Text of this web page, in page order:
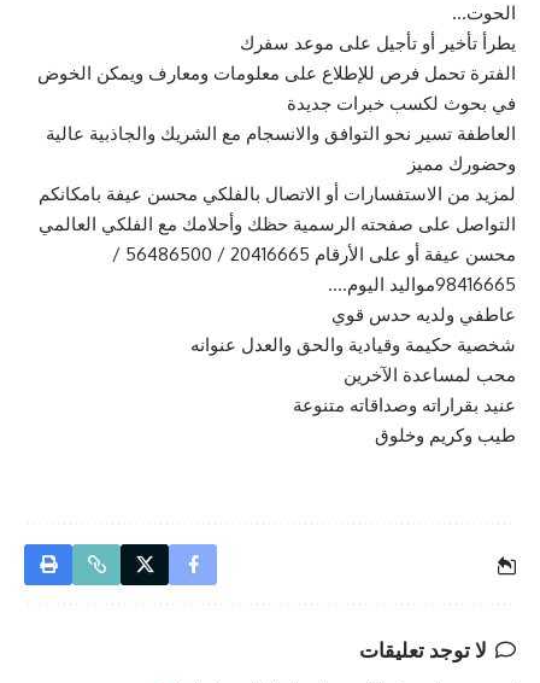
الحوت…
يطرأ تأخير أو تأجيل على موعد سفرك
الفترة تحمل فرص للإطلاع على معلومات ومعارف ويمكن الخوض
في بحوث لكسب خبرات جديدة
العاطفة تسير نحو التوافق والانسجام مع الشريك والجاذبية عالية
وحضورك مميز
لمزيد من الاستفسارات أو الاتصال بالفلكي محسن عيفة بامكانكم
التواصل على صفحته الرسمية حظك وأحلامك مع الفلكي العالمي
محسن عيفة أو على الأرقام 20416665 / 56486500 /
98416665مواليد اليوم….
عاطفي ولديه حدس قوي
شخصية حكيمة وقيادية والحق والعدل عنوانه
محب لمساعدة الآخرين
عنيد بقراراته وصداقاته متنوعة
طيب وكريم وخلوق
لا توجد تعليقات